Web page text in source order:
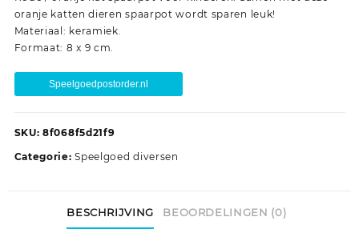
oranje katten dieren spaarpot wordt sparen leuk!
Materiaal: keramiek.
Formaat: 8 x 9 cm.
Speelgoedpostorder.nl
SKU: 8f068f5d21f9
Categorie:Speelgoed diversen
BESCHRIJVING BEOORDELINGEN (0)